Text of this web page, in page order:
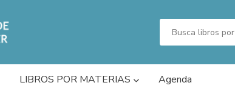
LIBROS POR MATERIAS Agenda